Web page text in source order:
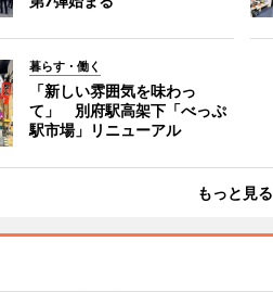
暮らす・働く
「新しい雰囲気を味わっ
て」 別府駅高架下「べっぷ
駅市場」リニューアル
もっと見る